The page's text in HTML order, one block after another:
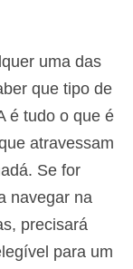
uma das
que tipo de
é tudo o que é
atravessam
Se for
navegar na
precisará
para um